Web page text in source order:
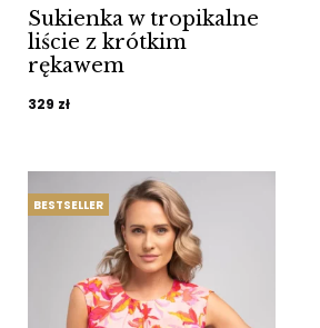
Sukienka w tropikalne
liście z krótkim
rękawem
329 zł
BESTSELLER